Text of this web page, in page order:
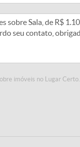
imóveis no Lugar Certo.